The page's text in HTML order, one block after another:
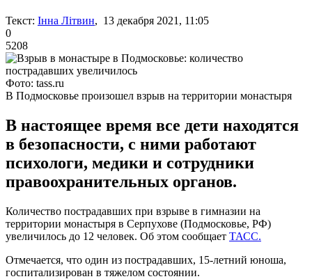
Текст: Інна Літвин, 13 декабря 2021, 11:05
0
5208
Фото: tass.ru
В Подмосковье произошел взрыв на территории монастыря
В настоящее время все дети находятся
в безопасности, с ними работают
психологи, медики и сотрудники
правоохранительных органов.
Количество пострадавших при взрыве в гимназии на
территории монастыря в Серпухове (Подмосковье, РФ)
увеличилось до 12 человек. Об этом сообщает ТАСС.
Отмечается, что один из пострадавших, 15-летний юноша,
госпитализирован в тяжелом состоянии.